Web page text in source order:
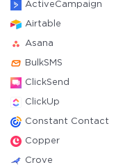
ActiveCampaign
Airtable
Asana
BulkSMS
ClickSend
ClickUp
Constant Contact
Copper
Crove